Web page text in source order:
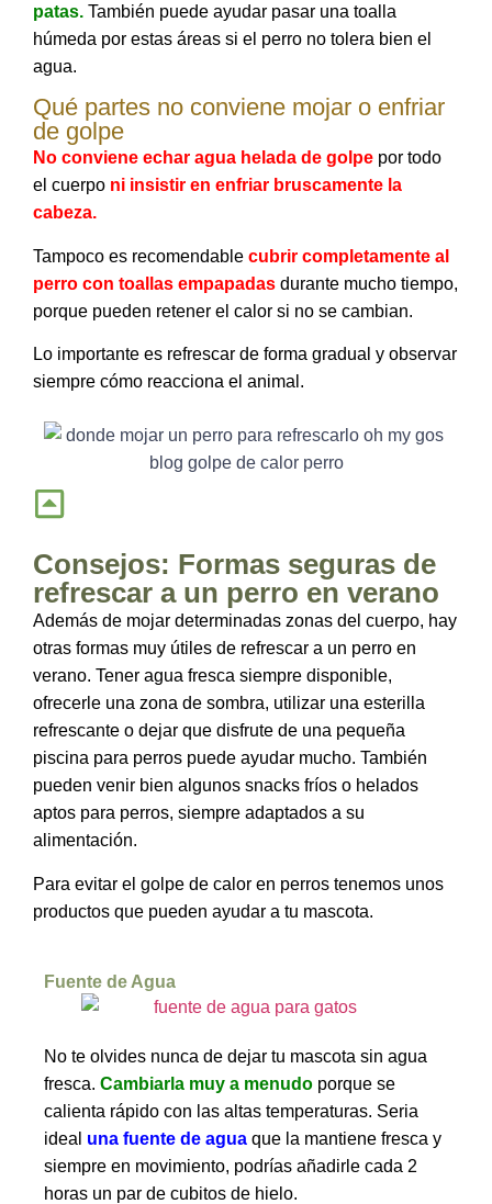
patas. También puede ayudar pasar una toalla
húmeda por estas áreas si el perro no tolera bien el
agua.
Qué partes no conviene mojar o enfriar
de golpe
No conviene echar agua helada de golpe por todo
el cuerpo ni insistir en enfriar bruscamente la
cabeza.
Tampoco es recomendable cubrir completamente al
perro con toallas empapadas durante mucho tiempo,
porque pueden retener el calor si no se cambian.
Lo importante es refrescar de forma gradual y observar
siempre cómo reacciona el animal.
Consejos: Formas seguras de
refrescar a un perro en verano
Además de mojar determinadas zonas del cuerpo, hay
otras formas muy útiles de refrescar a un perro en
verano. Tener agua fresca siempre disponible,
ofrecerle una zona de sombra, utilizar una esterilla
refrescante o dejar que disfrute de una pequeña
piscina para perros puede ayudar mucho. También
pueden venir bien algunos snacks fríos o helados
aptos para perros, siempre adaptados a su
alimentación.
Para evitar el golpe de calor en perros tenemos unos
productos que pueden ayudar a tu mascota.
No te olvides nunca de dejar tu mascota sin agua
fresca. Cambiarla muy a menudo porque se
calienta rápido con las altas temperaturas. Seria
ideal una fuente de agua que la mantiene fresca y
siempre en movimiento, podrías añadirle cada 2
horas un par de cubitos de hielo.
Fuente de Agua